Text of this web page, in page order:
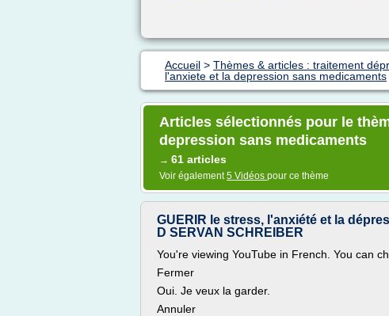
Accueil > Thèmes & articles : traitement
l'anxiete et la depression sans medicaments
Articles sélectionnés pour le
depression sans medicaments
→ 61 articles
Voir également5 Vidéos pour ce thème
GUERIR le stress, l'anxiété et la
D SERVAN SCHREIBER
You're viewing YouTube in French. You can
Fermer
Oui. Je veux la garder.
Annuler